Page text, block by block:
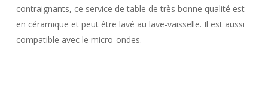
contraignants, ce service de table de très bonne qualité est
en céramique et peut être lavé au lave-vaisselle. Il est aussi
compatible avec le micro-ondes.